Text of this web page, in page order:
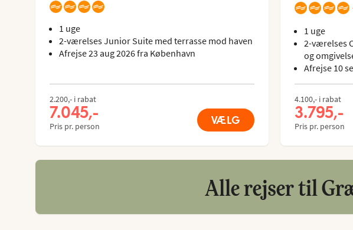
1 uge
2-værelses Junior Suite med terrasse mod haven
Afrejse 23 aug 2026 fra København
2.200,- i rabat
7.045,-
Pris pr. person VÆLG
1 uge
2-værelses
og
Afrejse 10
4.100,- i rabat
3.795,-
Pris pr. person
Alle rejser til